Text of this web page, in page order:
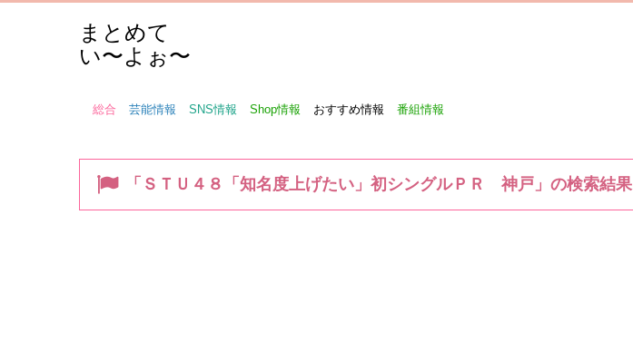
まとめて
い〜よぉ〜
総合 芸能情報 SNS情報 Shop情報 おすすめ情報 番組情報
「ＳＴＵ４８「知名度上げたい」初シングルＰＲ 神戸」の検索結果